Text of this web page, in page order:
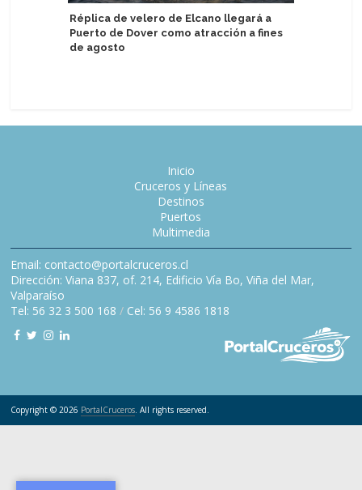
Réplica de velero de Elcano llegará a
Puerto de Dover como atracción a fines
de agosto
Inicio
Cruceros y Líneas
Destinos
Puertos
Multimedia
Email: contacto@portalcruceros.cl
Dirección: Viana 837, of. 214, Edificio Vía Bo, Viña del Mar,
Valparaíso
Tel: 56 32 3 500 168 / Cel: 56 9 4586 1818
Copyright © 2026 PortalCruceros. All rights reserved.